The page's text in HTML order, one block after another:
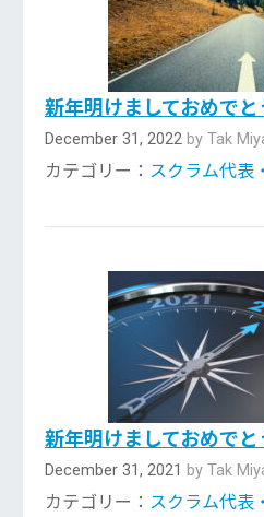
新年明けましておめでと
December 31, 2022 by Tak
カテゴリー： スクラム代表
新年明けましておめでと
December 31, 2021 by Tak
カテゴリー： スクラム代表